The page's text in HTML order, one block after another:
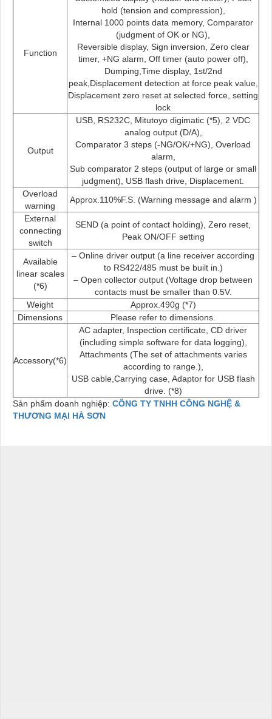
Function
hold (tension and compression),
Internal 1000 points data memory, Comparator
(judgment of OK or NG),
Reversible display, Sign inversion, Zero clear
timer, +NG alarm, Off timer (auto power off),
Dumping,Time display, 1st/2nd
peak,Displacement detection at force peak value,
Displacement zero reset at selected force, setting
lock
Output
USB, RS232C, Mitutoyo digimatic (*5), 2 VDC
analog output (D/A),
Comparator 3 steps (-NG/OK/+NG), Overload
alarm,
Sub comparator 2 steps (output of large or small
judgment), USB flash drive, Displacement.
Overload
warning
Approx.110%F.S. (Warning message and alarm )
External
connecting
switch
SEND (a point of contact holding), Zero reset,
Peak ON/OFF setting
Available
linear scales
(*6)
– Online driver output (a line receiver according
to RS422/485 must be built in.)
– Open collector output (Voltage drop between
contacts must be smaller than 0.5V.
Weight
Approx.490g (*7)
Dimensions
Please refer to dimensions.
Accessory(*6)
AC adapter, Inspection certificate, CD driver
(including simple software for data logging),
Attachments (The set of attachments varies
according to range.),
USB cable,Carrying case, Adaptor for USB flash
drive. (*8)
Sản phẩm doanh nghiệp: CÔNG TY TNHH CÔNG NGHỆ &
THƯƠNG MẠI HÀ SƠN